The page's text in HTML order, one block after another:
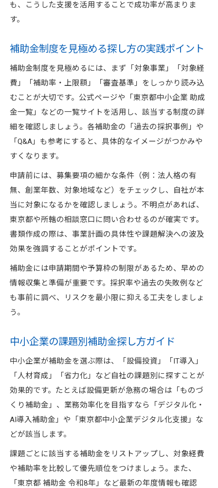
も、こうした支援を活用することで成功率が高まりま
す。
補助金制度を見極める探し方の実践ポイント
補助金制度を見極めるには、まず「対象事業」「対象経
費」「補助率・上限額」「審査基準」をしっかり読み込
むことが大切です。公式ページや「東京都中小企業 助成
金一覧」などの一覧サイトを活用し、該当する制度の詳
細を確認しましょう。各補助金の「過去の採択事例」や
「Q&A」も参考にすると、具体的なイメージがつかみや
すくなります。
申請前には、募集要項の細かな条件（例：法人格の有
無、創業年数、対象地域など）をチェックし、自社が本
当に対象になるかを確認しましょう。不明点があれば、
東京都や所轄の相談窓口に問い合わせるのが確実です。
書類作成の際は、事業計画の具体性や課題解決への波及
効果を強調することがポイントです。
補助金には申請期間や予算枠の制限があるため、早めの
情報収集と準備が重要です。採択率や過去の失敗例など
も事前に調べ、リスクを最小限に抑える工夫をしましょ
う。
中小企業の課題別補助金探し方ガイド
中小企業が補助金を選ぶ際は、「設備投資」「IT導入」
「人材育成」「省力化」など自社の課題別に探すことが
効果的です。たとえば設備更新が急務の場合は「ものづ
くり補助金」、業務効率化を目指すなら「デジタル化・
AI導入補助金」や「東京都中小企業デジタル化支援」な
どが該当します。
課題ごとに該当する補助金をリストアップし、対象経費
や補助率を比較して優先順位をつけましょう。また、
「東京都 補助金 令和8年」など最新の年度情報も確認